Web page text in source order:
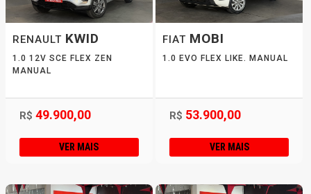
RENAULT KWID
1.0 12V SCE FLEX ZEN
MANUAL
R$ 49.900,00
VER MAIS
FIAT MOBI
1.0 EVO FLEX LIKE. MANUAL
R$ 53.900,00
VER MAIS